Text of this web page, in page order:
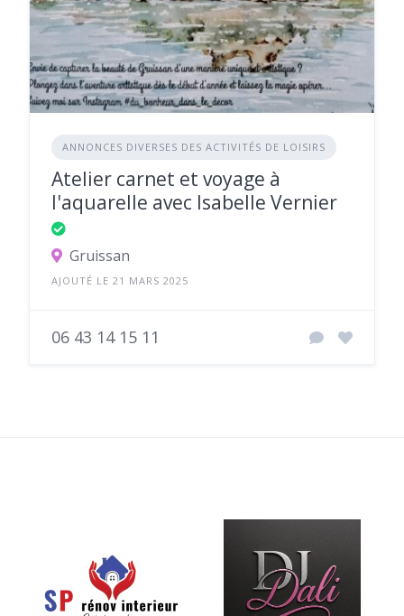
ANNONCES DIVERSES DES ACTIVITÉS DE LOISIRS
Atelier carnet et voyage à
l'aquarelle avec Isabelle Vernier
Gruissan
AJOUTÉ LE 21 MARS 2025
06 43 14 15 11